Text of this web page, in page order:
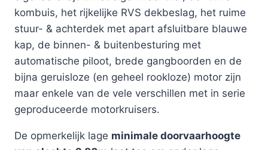
kombuis, het rijkelijke RVS dekbeslag, het ruime
stuur- & achterdek met apart afsluitbare blauwe
kap, de binnen- & buitenbesturing met
automatische piloot, brede gangboorden en de
bijna geruisloze (en geheel rookloze) motor zijn
maar enkele van de vele verschillen met in serie
geproduceerde motorkruisers.
De opmerkelijk lage minimale doorvaarhoogte